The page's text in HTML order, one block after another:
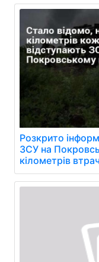
Розкрито
ЗСУ на
кілометрів